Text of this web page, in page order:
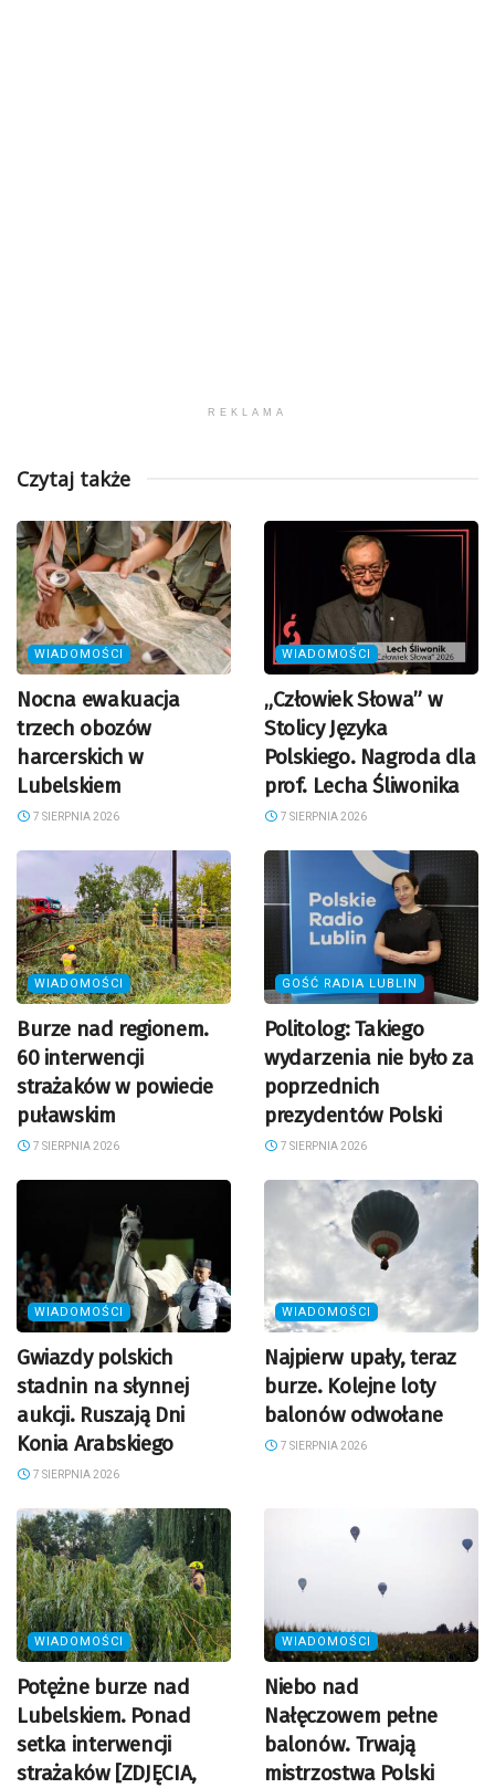
REKLAMA
Czytaj także
WIADOMOŚCI
Nocna ewakuacja
trzech obozów
harcerskich w
Lubelskiem
7 SIERPNIA 2026
WIADOMOŚCI
„Człowiek Słowa” w
Stolicy Języka
Polskiego. Nagroda dla
prof. Lecha Śliwonika
7 SIERPNIA 2026
WIADOMOŚCI
Burze nad regionem.
60 interwencji
strażaków w powiecie
puławskim
7 SIERPNIA 2026
GOŚĆ RADIA LUBLIN
Politolog: Takiego
wydarzenia nie było za
poprzednich
prezydentów Polski
7 SIERPNIA 2026
WIADOMOŚCI
Gwiazdy polskich
stadnin na słynnej
aukcji. Ruszają Dni
Konia Arabskiego
7 SIERPNIA 2026
WIADOMOŚCI
Najpierw upały, teraz
burze. Kolejne loty
balonów odwołane
7 SIERPNIA 2026
WIADOMOŚCI
Potężne burze nad
Lubelskiem. Ponad
setka interwencji
strażaków [ZDJĘCIA,
WIADOMOŚCI
Niebo nad
Nałęczowem pełne
balonów. Trwają
mistrzostwa Polski